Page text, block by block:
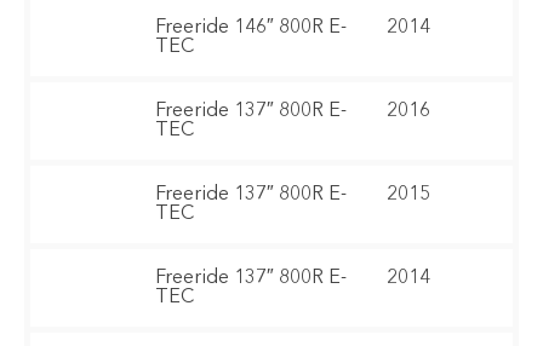
Freeride 146″ 800R E-
TEC
2014
Freeride 137″ 800R E-
TEC
2016
Freeride 137″ 800R E-
TEC
2015
Freeride 137″ 800R E-
TEC
2014